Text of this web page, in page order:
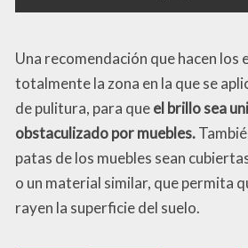
Una recomendación que hacen los
totalmente la zona en la que se
de pulitura, para queel brillo sea
obstaculizado por muebles.
patas de los muebles sean
o un material similar, que permita
rayen la superficie del suelo.